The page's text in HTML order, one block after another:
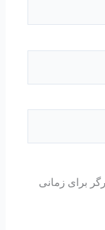
برای زمانی